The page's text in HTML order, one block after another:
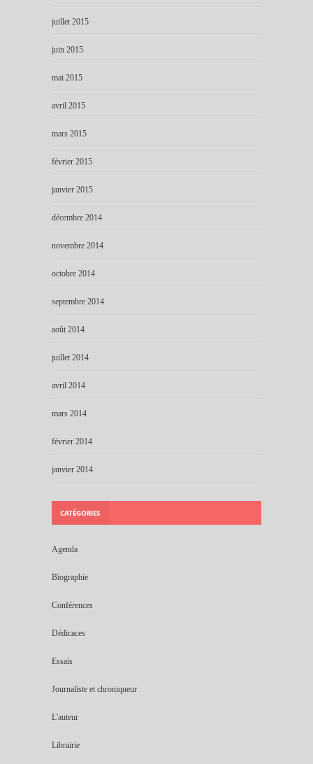
juillet 2015
juin 2015
mai 2015
avril 2015
mars 2015
février 2015
janvier 2015
décembre 2014
novembre 2014
octobre 2014
septembre 2014
août 2014
juillet 2014
avril 2014
mars 2014
février 2014
janvier 2014
CATÉGORIES
Agenda
Biographie
Conférences
Dédicaces
Essais
Journaliste et chroniqueur
L'auteur
Librairie